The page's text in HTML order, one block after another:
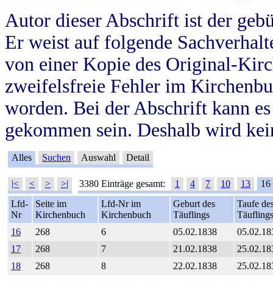
Autor dieser Abschrift ist der
Er weist auf folgende
von einer Kopie des Original-
zweifelsfreie Fehler im
worden. Bei der Abschrift kann
gekommen sein. Deshalb wird
Alles Suchen Auswahl Detail
|< < > >| 3380 Einträge gesamt: 1 4 7 10 13
16
Lfd-
Nr
Seite im
Kirchenbuch
Lfd-Nr im
Kirchenbuch
Geburt des
Täuflings
Taufe
Täuflings
16
268 6 05.02.1838
17
268 7 21.02.1838
18
268 8 22.02.1838